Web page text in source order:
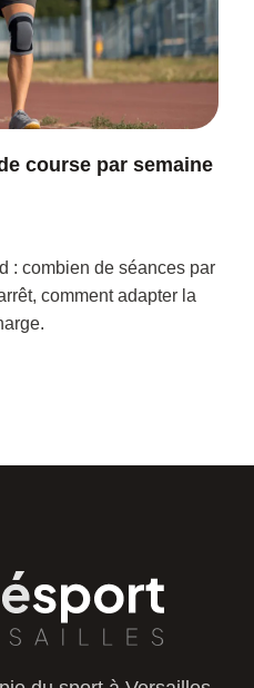
course par semaine
: combien de séances par
comment adapter la